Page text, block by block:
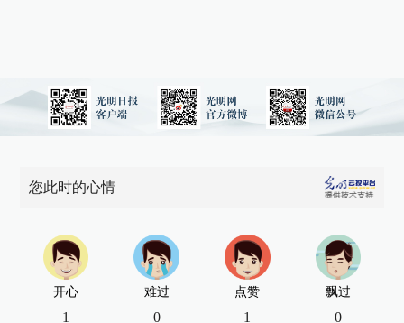
您此时的心情
开心
1
难过
0
点赞
1
飘过
0